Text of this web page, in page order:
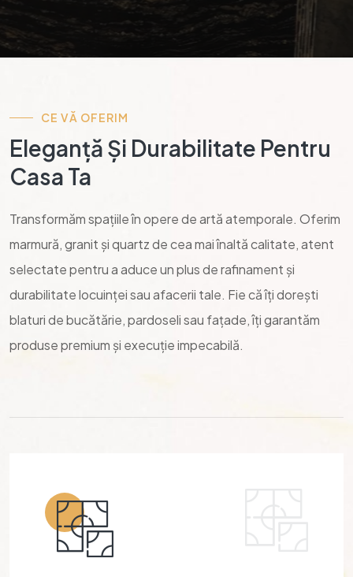
CE VĂ OFERIM
Eleganță Și Durabilitate Pentru
Casa Ta
Transformăm spațiile în opere de artă atemporale. Oferim
marmură, granit și quartz de cea mai înaltă calitate, atent
selectate pentru a aduce un plus de rafinament și
durabilitate locuinței sau afacerii tale. Fie că îți dorești
blaturi de bucătărie, pardoseli sau fațade, îți garantăm
produse premium și execuție impecabilă.